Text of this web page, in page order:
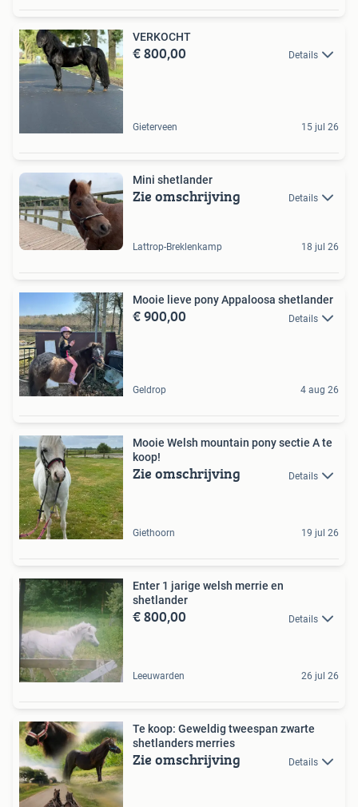
VERKOCHT
€ 800,00 Details
Gieterveen 15 jul 26
Mini shetlander
Zie omschrijving Details
Lattrop-Breklenkamp 18 jul 26
Mooie lieve pony Appaloosa shetlander
€ 900,00 Details
Geldrop 4 aug 26
Mooie Welsh mountain pony sectie A te
koop!
Zie omschrijving Details
Giethoorn 19 jul 26
Enter 1 jarige welsh merrie en
shetlander
€ 800,00 Details
Leeuwarden 26 jul 26
Te koop: Geweldig tweespan zwarte
shetlanders merries
Zie omschrijving Details